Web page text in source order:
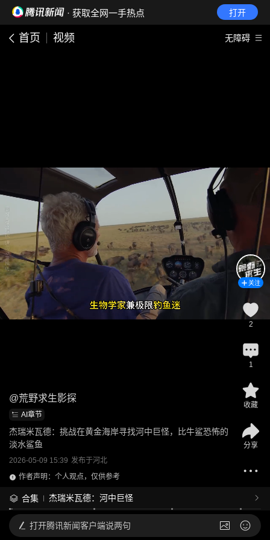
· 获取全网一手热点 打开
首页 视频 无障碍
@荒野求生影探
AI章节
杰瑞米瓦德：挑战在黄金海岸寻找河中巨怪，比牛鲨恐怖的
淡水鲨鱼
2026-05-09 15:39 发布于河北
作者声明：个人观点，仅供参考
合集 杰瑞米瓦德：河中巨怪
关注
2
1
收藏
分享
打开腾讯新闻客户端说两句